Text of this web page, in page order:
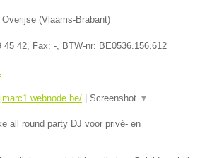
Overijse (Vlaams-Brabant)
45 42, Fax: -, BTW-nr: BE0536.156.612
Screenshot ▼
all round party DJ voor privé- en